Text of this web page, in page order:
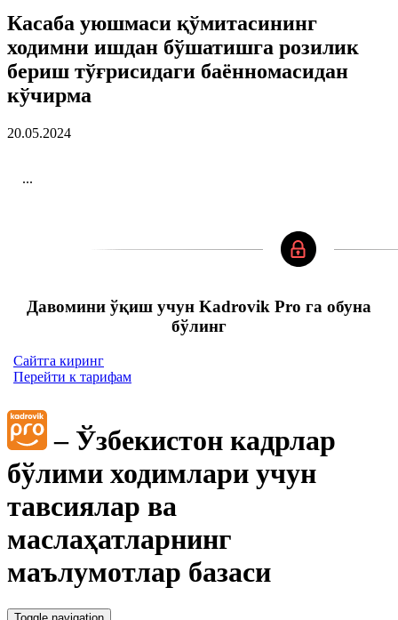
Касаба уюшмаси қўмитасининг
ходимни ишдан бўшатишга розилик
бериш тўғрисидаги баённомасидан
кўчирма
20.05.2024
...
Давомини ўқиш учун Kadrovik Pro га обуна
бўлинг
Сайтга киринг
Перейти к тарифам
– Ўзбекистон кадрлар
бўлими ходимлари учун
тавсиялар ва
маслаҳатларнинг
маълумотлар базаси